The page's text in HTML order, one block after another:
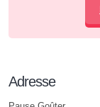
Adresse